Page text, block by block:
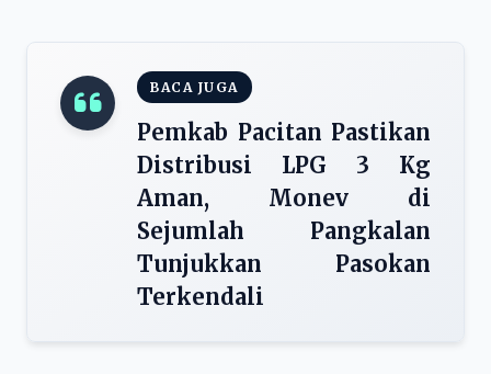
BACA JUGA
Pemkab Pacitan Pastikan
Distribusi LPG 3 Kg
Aman, Monev di
Sejumlah Pangkalan
Tunjukkan Pasokan
Terkendali